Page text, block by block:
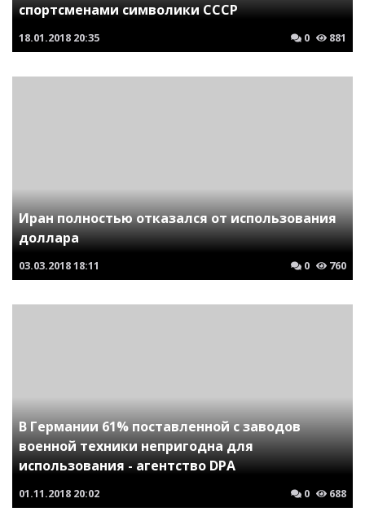
спортсменами символики СССР
18.01.2018 20:35 0 881
Иран полностью отказался от использования
доллара
03.03.201818:11 0 760
В Германии 61% поставленной с заводов
военной техники непригодна для
использования - агентство DPA
01.11.2018 20:02 0 688